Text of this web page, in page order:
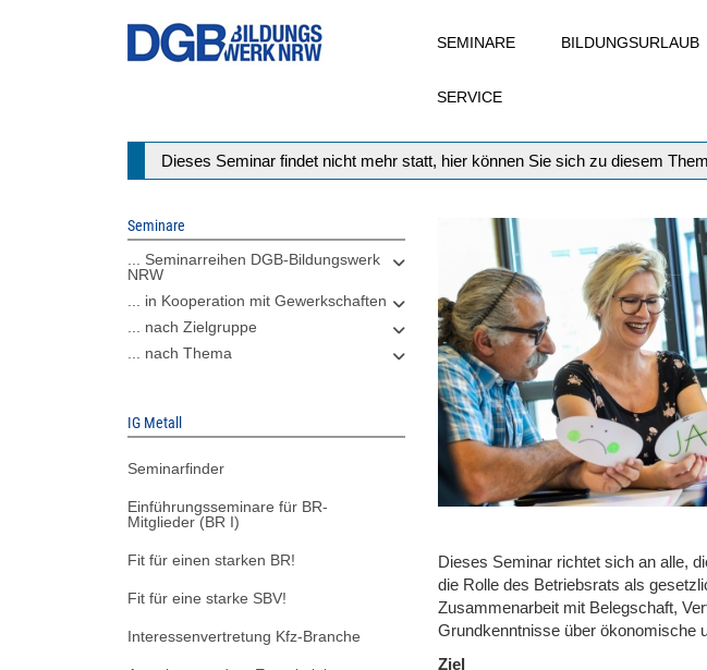
SEMINARE BILDUNGSURLAUB
SERVICE
Statusmeldung
Dieses Seminar findet nicht mehr statt, hier können Sie sich zu diesem
Seminare
... Seminarreihen DGB-Bildungswerk
NRW
... in Kooperation mit Gewerkschaften
... nach Zielgruppe
... nach Thema
IG Metall
Seminarfinder
Einführungsseminare für BR-
Mitglieder (BR I)
Fit für einen starken BR!
Fit für eine starke SBV!
Interessenvertretung Kfz-Branche
Dieses Seminar richtet sich an alle,
die Rolle des Betriebsrats als
Zusammenarbeit mit Belegschaft,
Grundkenntnisse über ökonomische
Ziel